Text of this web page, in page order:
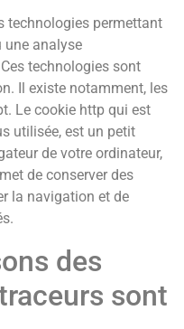
technologies permettant
une analyse
technologies sont
Il existe notamment, les
Le cookie http qui est
utilisée, est un petit
de votre ordinateur,
de conserver des
la navigation et de
des
sont